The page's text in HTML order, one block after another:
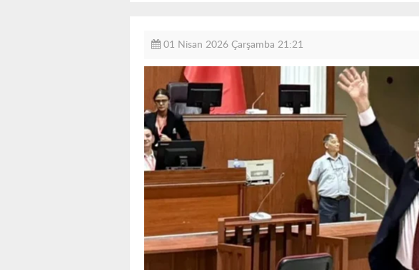
01 Nisan 2026 Çarşamba 21:21